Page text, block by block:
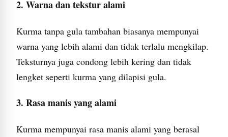
2. Warna dan tekstur alami
Kurma tanpa gula tambahan biasanya mempunyai
warna yang lebih alami dan tidak terlalu mengkilap.
Teksturnya juga condong lebih kering dan tidak
lengket seperti kurma yang dilapisi gula.
3. Rasa manis yang alami
Kurma mempunyai rasa manis alami yang berasal